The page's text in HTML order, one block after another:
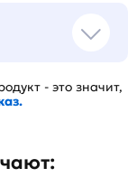
- это значит,